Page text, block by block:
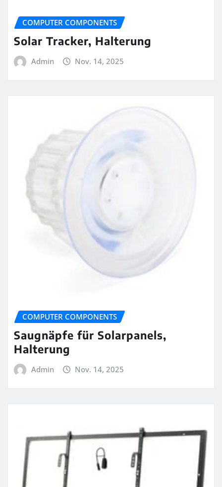
COMPUTER COMPONENTS
Solar Tracker, Halterung
Admin Nov. 14, 2025
COMPUTER COMPONENTS
Saugnäpfe für Solarpanels,
Halterung
Admin Nov. 14, 2025